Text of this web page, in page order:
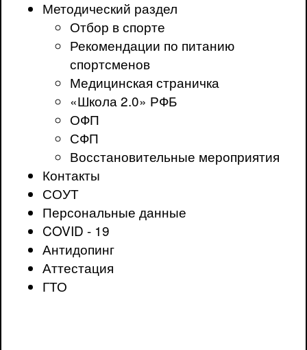
Методический раздел
Отбор в спорте
Рекомендации по питанию
спортсменов
Медицинская страничка
«Школа 2.0» РФБ
ОФП
СФП
Восстановительные мероприятия
Контакты
СОУТ
Персональные данные
COVID - 19
Антидопинг
Аттестация
ГТО